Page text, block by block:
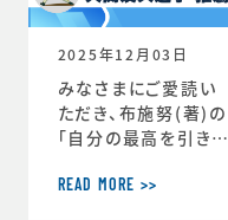
2025年12月03日
みなさまにご愛読い
ただき、布施努(著)の
「自分の最高を引き出
ツ心理学博士が語る
READ MORE >>